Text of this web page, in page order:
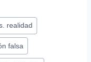
realidad
falsa